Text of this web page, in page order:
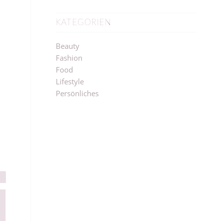
KATEGORIEN
Beauty
Fashion
Food
Lifestyle
Persönliches